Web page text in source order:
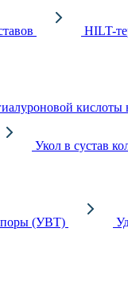
HILT-
кислоты
Укол в сустав
(УВТ)